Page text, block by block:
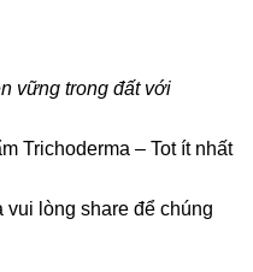
vững trong đất với
Trichoderma – Tot ít nhất
vui lòng share để chúng